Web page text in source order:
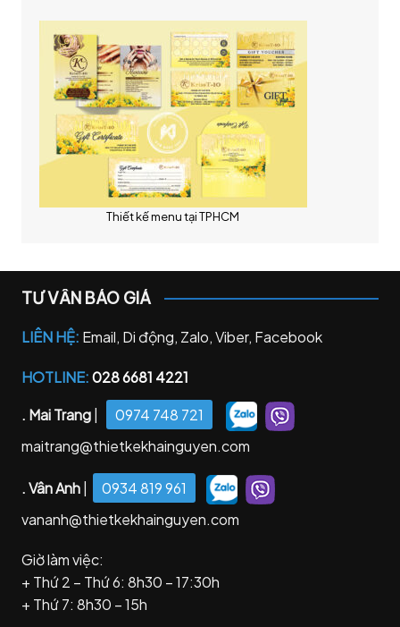
Thiết kế menu tại TPHCM
TƯ VẤN BÁO GIÁ
LIÊN HỆ: Email, Di động, Zalo, Viber, Facebook
HOTLINE:028 6681 4221
. Mai Trang|
0974 748 721
maitrang@thietkekhainguyen.com
. Vân Anh|
0934 819 961
vananh@thietkekhainguyen.com
Giờ làm việc:
+ Thứ 2 – Thứ 6: 8h30 – 17:30h
+ Thứ 7: 8h30 – 15h